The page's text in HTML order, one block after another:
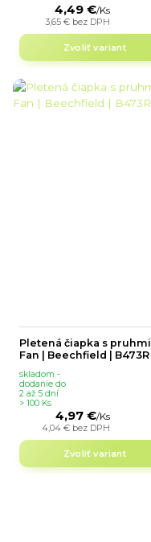
4,49 €/Ks
3,65 € bez DPH
Zvoliť variant
Pletená čiapka s pruhmi
Fan | Beechfield | B473R
4,97 €/Ks
4,04 € bez DPH
skladom -
dodanie do
2 až 5 dní
> 100 Ks
Zvoliť variant